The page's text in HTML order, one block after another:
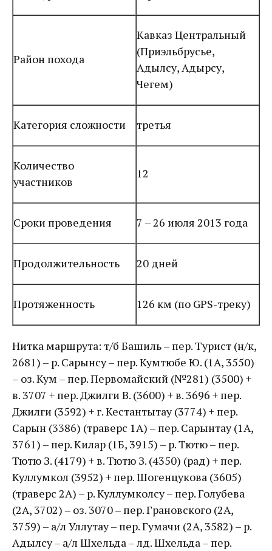
Район похода
Кавказ Центральный
(Приэльбрусье,
Адылсу, Адырсу,
Чегем)
Категория сложности третья
Количество
участников
12
Сроки проведения 7 – 26 июля 2013 года
Продолжительность 20 дней
Протяженность 126 км (по GPS-треку)
Нитка маршрута: т/б Башиль – пер. Турист (н/к,
2681) – р. Сарынсу – пер. Кумтюбе Ю. (1А, 3550)
– оз. Кум – пер. Первомайский (№281) (3500) +
в. 3707 + пер. Джилги В. (3600) + в. 3696 + пер.
Джилги (3592) + г. Кестантытау (3774) + пер.
Сарын (3386) (траверс 1А) – пер. Сарынтау (1А,
3761) – пер. Килар (1Б, 3915) – р. Тютю – пер.
Тютю З. (4179) + в. Тютю З. (4350) (рад) + пер.
Куллумкол (3952) + пер. Шогенцукова (3605)
(траверс 2А) – р. Куллумколсу – пер. Голубева
(2А, 3702) – оз. 3070 – пер. Грановского (2А,
3759) – а/л Уллутау – пер. Гумачи (2А, 3582) – р.
Адылсу – а/л Шхельда – лд. Шхельда – пер.